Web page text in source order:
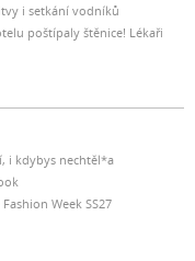
i setkání vodníků
poštípaly štěnice! Lékaři
i kdybys nechtěl*a
Week SS27